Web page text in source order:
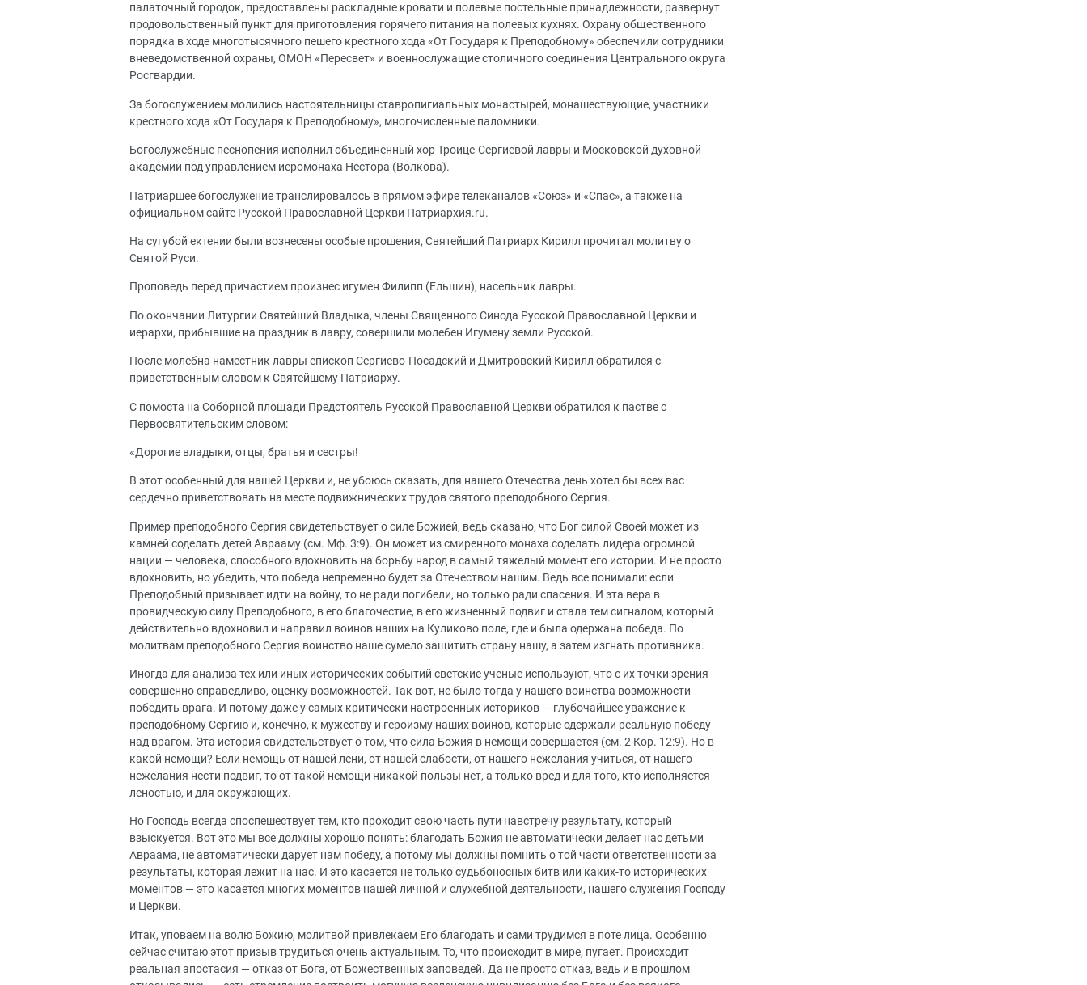
палаточный городок, предоставлены раскладные кровати и полевые постельные принадлежности, развернут
продовольственный пункт для приготовления горячего питания на полевых кухнях. Охрану общественного
порядка в ходе многотысячного пешего крестного хода «От Государя к Преподобному» обеспечили сотрудники
вневедомственной охраны, ОМОН «Пересвет» и военнослужащие столичного соединения Центрального округа
Росгвардии.
За богослужением молились настоятельницы ставропигиальных монастырей, монашествующие, участники
крестного хода «От Государя к Преподобному», многочисленные паломники.
Богослужебные песнопения исполнил объединенный хор Троице-Сергиевой лавры и Московской духовной
академии под управлением иеромонаха Нестора (Волкова).
Патриаршее богослужение транслировалось в прямом эфире телеканалов «Союз» и «Спас», а также на
официальном сайте Русской Православной Церкви Патриархия.ru.
На сугубой ектении были вознесены особые прошения, Святейший Патриарх Кирилл прочитал молитву о
Святой Руси.
Проповедь перед причастием произнес игумен Филипп (Ельшин), насельник лавры.
По окончании Литургии Святейший Владыка, члены Священного Синода Русской Православной Церкви и
иерархи, прибывшие на праздник в лавру, совершили молебен Игумену земли Русской.
После молебна наместник лавры епископ Сергиево-Посадский и Дмитровский Кирилл обратился с
приветственным словом к Святейшему Патриарху.
С помоста на Соборной площади Предстоятель Русской Православной Церкви обратился к пастве с
Первосвятительским словом:
«Дорогие владыки, отцы, братья и сестры!
В этот особенный для нашей Церкви и, не убоюсь сказать, для нашего Отечества день хотел бы всех вас
сердечно приветствовать на месте подвижнических трудов святого преподобного Сергия.
Пример преподобного Сергия свидетельствует о силе Божией, ведь сказано, что Бог силой Своей может из
камней соделать детей Аврааму (см. Мф. 3:9). Он может из смиренного монаха соделать лидера огромной
нации — человека, способного вдохновить на борьбу народ в самый тяжелый момент его истории. И не просто
вдохновить, но убедить, что победа непременно будет за Отечеством нашим. Ведь все понимали: если
Преподобный призывает идти на войну, то не ради погибели, но только ради спасения. И эта вера в
провидческую силу Преподобного, в его благочестие, в его жизненный подвиг и стала тем сигналом, который
действительно вдохновил и направил воинов наших на Куликово поле, где и была одержана победа. По
молитвам преподобного Сергия воинство наше сумело защитить страну нашу, а затем изгнать противника.
Иногда для анализа тех или иных исторических событий светские ученые используют, что с их точки зрения
совершенно справедливо, оценку возможностей. Так вот, не было тогда у нашего воинства возможности
победить врага. И потому даже у самых критически настроенных историков — глубочайшее уважение к
преподобному Сергию и, конечно, к мужеству и героизму наших воинов, которые одержали реальную победу
над врагом. Эта история свидетельствует о том, что сила Божия в немощи совершается (см. 2 Кор. 12:9). Но в
какой немощи? Если немощь от нашей лени, от нашей слабости, от нашего нежелания учиться, от нашего
нежелания нести подвиг, то от такой немощи никакой пользы нет, а только вред и для того, кто исполняется
леностью, и для окружающих.
Но Господь всегда споспешествует тем, кто проходит свою часть пути навстречу результату, который
взыскуется. Вот это мы все должны хорошо понять: благодать Божия не автоматически делает нас детьми
Авраама, не автоматически дарует нам победу, а потому мы должны помнить о той части ответственности за
результаты, которая лежит на нас. И это касается не только судьбоносных битв или каких-то исторических
моментов — это касается многих моментов нашей личной и служебной деятельности, нашего служения Господу
и Церкви.
Итак, уповаем на волю Божию, молитвой привлекаем Его благодать и сами трудимся в поте лица. Особенно
сейчас считаю этот призыв трудиться очень актуальным. То, что происходит в мире, пугает. Происходит
реальная апостасия — отказ от Бога, от Божественных заповедей. Да не просто отказ, ведь и в прошлом